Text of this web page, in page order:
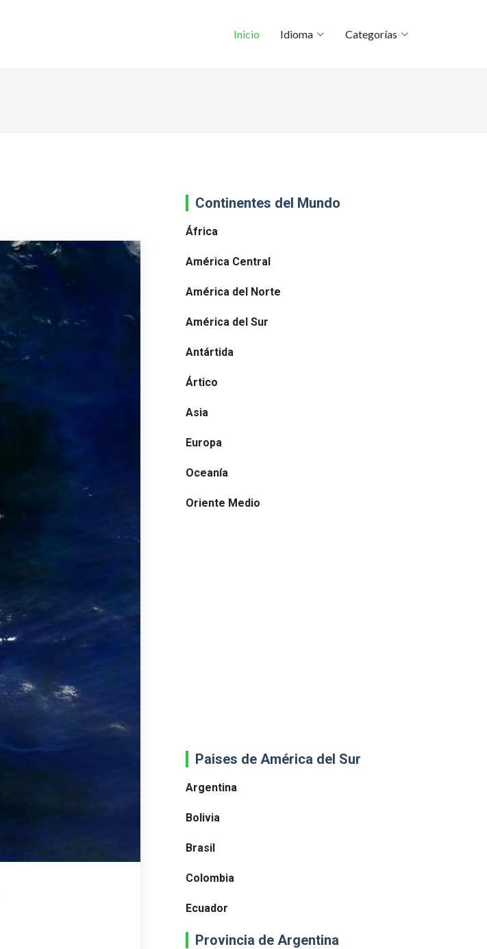
Inicio Idioma Categorías
Continentes del Mundo
África
América Central
América del Norte
América del Sur
Antártida
Ártico
Asia
Europa
Oceanía
Oriente Medio
Paises de América del Sur
Argentina
Bolivia
Brasil
Colombia
Ecuador
Provincia de Argentina